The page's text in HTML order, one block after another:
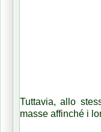
Tuttavia, allo
masse affinché i